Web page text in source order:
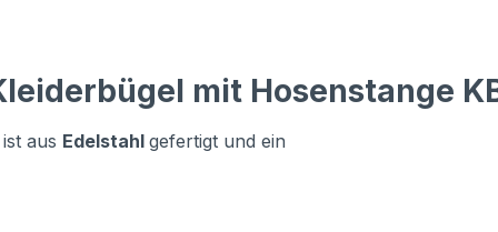
mit Hosenstange
aus Edelstahl gefertigt und ein